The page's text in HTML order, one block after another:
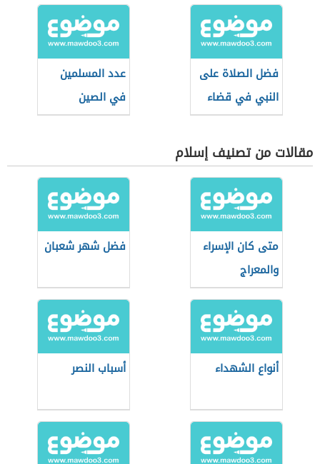
فضل الصلاة على
النبي في قضاء
الحوائج
عدد المسلمين
في الصين
مقالات من تصنيف إسلام
متى كان الإسراء
والمعراج
فضل شهر شعبان
أنواع الشهداء أسباب النصر